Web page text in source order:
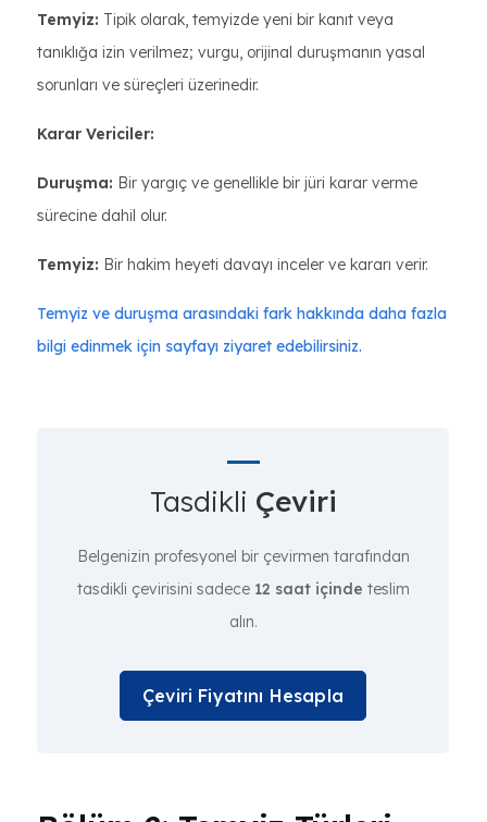
Temyiz: Tipik olarak, temyizde yeni bir kanıt veya
tanıklığa izin verilmez; vurgu, orijinal duruşmanın yasal
sorunları ve süreçleri üzerinedir.
Karar Vericiler:
Duruşma: Bir yargıç ve genellikle bir jüri karar verme
sürecine dahil olur.
Temyiz: Bir hakim heyeti davayı inceler ve kararı verir.
Temyiz ve duruşma arasındaki fark hakkında daha fazla
bilgi edinmek için sayfayı ziyaret edebilirsiniz.
Tasdikli Çeviri
Belgenizin profesyonel bir çevirmen tarafından
tasdikli çevirisini sadece 12 saat içinde teslim
alın.
Çeviri Fiyatını Hesapla